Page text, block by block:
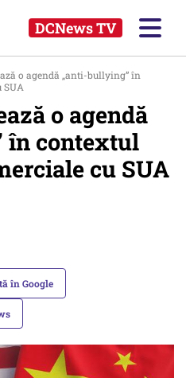
DCNews TV
o agendă „anti-bullying” în
o agendă
în contextul
cu SUA
în Google